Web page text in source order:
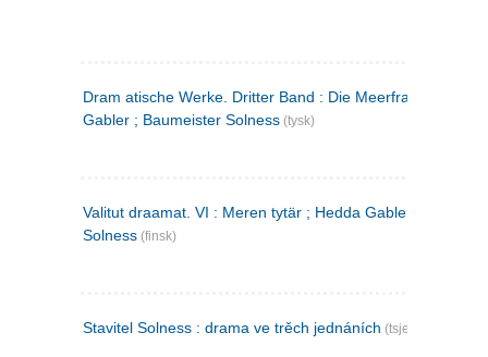
Dram atische Werke. Dritter Band : Die Meerfrau ; Hedda
Gabler ; Baumeister Solness (tysk)
Valitut draamat. VI : Meren tytär ; Hedda Gabler ;
Solness (finsk)
Stavitel Solness : drama ve trěch jednáních (tsjekkisk)